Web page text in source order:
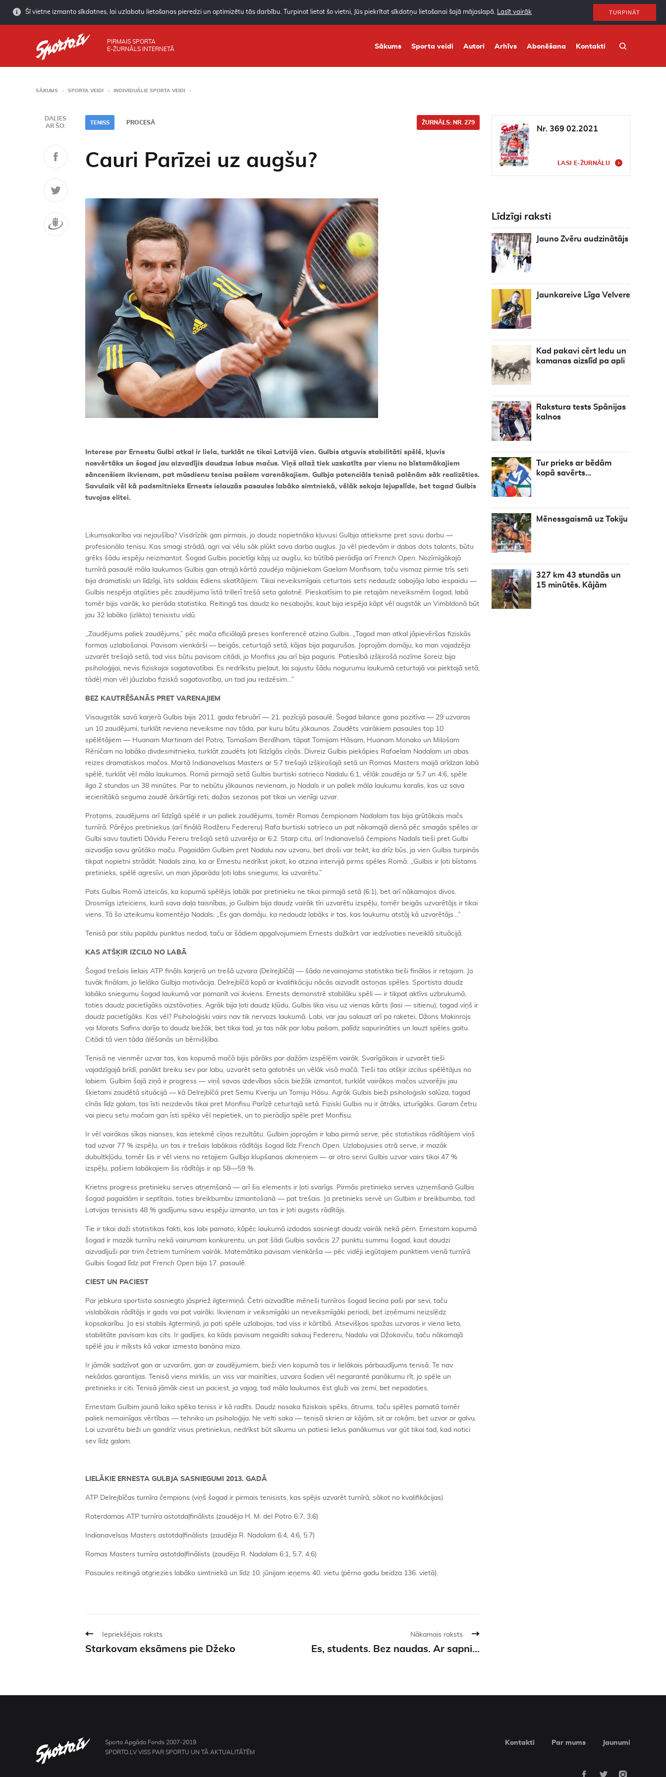
Šī vietne izmanto sīkdatnes, lai uzlabotu lietošanas pieredzi un optimizētu tās darbību. Turpinot lietot šo vietni, Jūs piekrītat sīkdatņu lietošanai šajā mājaslapā. Lasīt vairāk TURPINĀT
PIRMAIS SPORTA
E-ŽURNĀLS INTERNETĀ
Sākums Sporta veidi Autori Arhīvs Abonēšana Kontakti
SĀKUMS SPORTA VEIDI INDIVIDUĀLIE SPORTA VEIDI
DALIES
AR ŠO:
TENISS ŽURNĀLS: NR. 279
PROCESĀ
Cauri Parīzei uz augšu?
Interese par Ernestu Gulbi atkal ir liela, turklāt ne tikai Latvijā vien. Gulbis atguvis stabilitāti spēlē, kļuvis
nosvērtāks un šogad jau aizvadījis daudzus labus mačus. Viņš allaž tiek uzskatīts par vienu no bīstamākajiem
sāncenšiem ikvienam, pat mūsdienu tenisa pašiem varenākajiem. Gulbja potenciāls tenisā palēnām sāk realizēties.
Savulaik vēl kā padsmitnieks Ernests ielauzās pasaules labāko simtniekā, vēlāk sekoja lejupslīde, bet tagad Gulbis
tuvojas elitei.
Likumsakarība vai nejaušība? Visdrīzāk gan pirmais, jo daudz nopietnāka kļuvusi Gulbja attieksme pret savu darbu —
profesionālo tenisu. Kas smagi strādā, agri vai vēlu sāk plūkt sava darba augļus. Ja vēl piedevām ir dabas dots talants, būtu
grēks šādu iespēju neizmantot. Šogad Gulbis pacietīgi kāpj uz augšu, ko būtībā pierādīja arī French Open. Nozīmīgākajā
turnīrā pasaulē māla laukumos Gulbis gan otrajā kārtā zaudēja mājiniekam Gaelam Monfisam, taču vismaz pirmie trīs seti
bija dramatiski un līdzīgi, īsts saldais ēdiens skatītājiem. Tikai neveiksmīgais ceturtais sets nedaudz sabojāja labo iespaidu —
Gulbis nespēja atgūties pēc zaudējuma īstā trillerī trešā seta galotnē. Pieskaitīsim to pie retajām neveiksmēm šogad, labā
tomēr bijis vairāk, ko pierāda statistika. Reitingā tas daudz ko nesabojās, kaut bija iespēja kāpt vēl augstāk un Vimbldonā būt
jau 32 labāko (izlikto) tenisistu vidū.
„Zaudējums paliek zaudējums,” pēc mača oficiālajā preses konferencē atzina Gulbis. „Tagad man atkal jāpievēršas fiziskās
formas uzlabošanai. Pavisam vienkārši — beigās, ceturtajā setā, kājas bija pagurušas. Joprojām domāju, ka man vajadzēja
uzvarēt trešajā setā, tad viss būtu pavisam citādi, jo Monfiss jau arī bija paguris. Patiesībā izšķirošā nozīme šoreiz bija
psiholoģijai, nevis fiziskajai sagatavotībai. Es nedrīkstu pieļaut, lai sajustu šādu nogurumu laukumā ceturtajā vai piektajā setā,
tādēļ man vēl jāuzlabo fiziskā sagatavotība, un tad jau redzēsim…”
BEZ KAUTRĒŠANĀS PRET VARENAJIEM
Visaugstāk savā karjerā Gulbis bijis 2011. gada februārī — 21. pozīcijā pasaulē. Šogad bilance gana pozitīva — 29 uzvaras
un 10 zaudējumi, turklāt neviena neveiksme nav tāda, par kuru būtu jākaunas. Zaudēts vairākiem pasaules top 10
spēlētājiem — Huanam Martinam del Potro, Tomašam Berdīham, tāpat Tomijam Hāsam, Huanam Monako un Milošam
Rēničam no labāko divdesmitnieka, turklāt zaudēts ļoti līdzīgās cīņās. Divreiz Gulbis piekāpies Rafaelam Nadalam un abas
reizes dramatiskos mačos. Martā Indianavelsas Masters ar 5:7 trešajā izšķirošajā setā un Romas Masters maijā arīdzan labā
spēlē, turklāt vēl māla laukumos. Romā pirmajā setā Gulbis burtiski satrieca Nadalu 6:1, vēlāk zaudēja ar 5:7 un 4:6, spēle
ilga 2 stundas un 38 minūtes. Par to nebūtu jākaunas nevienam, jo Nadals ir un paliek māla laukumu karalis, kas uz sava
iecienītākā seguma zaudē ārkārtīgi reti, dažas sezonas pat tikai un vienīgi uzvar.
Protams, zaudējums arī līdzīgā spēlē ir un paliek zaudējums, tomēr Romas čempionam Nadalam tas bija grūtākais mačs
turnīrā. Pārējos pretiniekus (arī finālā Rodžeru Federeru) Rafa burtiski satrieca un pat nākamajā dienā pēc smagās spēles ar
Gulbi savu tautieti Dāvidu Fereru trešajā setā uzvarēja ar 6:2. Starp citu, arī Indianavelsā čempions Nadals tieši pret Gulbi
aizvadīja savu grūtāko maču. Pagaidām Gulbim pret Nadalu nav uzvaru, bet droši var teikt, ka drīz būs, ja vien Gulbis turpinās
tikpat nopietni strādāt. Nadals zina, ka ar Ernestu nedrīkst jokot, ko atzina intervijā pirms spēles Romā: „Gulbis ir ļoti bīstams
pretinieks, spēlē agresīvi, un man jāparāda ļoti labs sniegums, lai uzvarētu.”
Pats Gulbis Romā izteicās, ka kopumā spēlējis labāk par pretinieku ne tikai pirmajā setā (6:1), bet arī nākamajos divos.
Drosmīgs izteiciens, kurā sava daļa taisnības, jo Gulbim bija daudz vairāk tīri uzvarētu izspēļu, tomēr beigās uzvarētājs ir tikai
viens. Tā šo izteikumu komentēja Nadals: „Es gan domāju, ka nedaudz labāks ir tas, kas laukumu atstāj kā uzvarētājs…”
Tenisā par stilu papildu punktus nedod, taču ar šādiem apgalvojumiem Ernests dažkārt var iedzīvoties neveiklā situācijā.
KAS ATŠĶIR IZCILO NO LABĀ
Šogad trešais lielais ATP fināls karjerā un trešā uzvara (Delrejbīčā) — šāda nevainojama statistika tieši finālos ir retajam. Jo
tuvāk finālam, jo lielāka Gulbja motivācija. Delrejbīčā kopā ar kvalifikāciju nācās aizvadīt astoņas spēles. Sportista daudz
labāko sniegumu šogad laukumā var pamanīt vai ikviens. Ernests demonstrē stabilāku spēli — ir tikpat aktīvs uzbrukumā,
toties daudz pacietīgāks aizstāvoties. Agrāk bija ļoti daudz kļūdu, Gulbis lika visu uz vienas kārts (lasi — sitienu), tagad viņš ir
daudz pacietīgāks. Kas vēl? Psiholoģiski vairs nav tik nervozs laukumā. Labi, var jau salauzt arī pa raketei, Džons Makinrojs
vai Marats Safins darīja to daudz biežāk, bet tikai tad, ja tas nāk par labu pašam, palīdz sapurināties un lauzt spēles gaitu.
Citādi tā vien tāda ālēšanās un bērnišķība.
Tenisā ne vienmēr uzvar tas, kas kopumā mačā bijis pārāks par dažām izspēlēm vairāk. Svarīgākais ir uzvarēt tieši
vajadzīgajā brīdī, panākt breiku sev par labu, uzvarēt seta galotnēs un vēlāk visā mačā. Tieši tas atšķir izcilus spēlētājus no
labiem. Gulbim šajā ziņā ir progress — viņš savas izdevības sācis biežāk izmantot, turklāt vairākos mačos uzvarējis jau
šķietami zaudētā situācijā — kā Delrejbīčā pret Semu Kveriju un Tomiju Hāsu. Agrāk Gulbis bieži psiholoģiski salūza, tagad
cīnās līdz galam, tas īsti neizdevās tikai pret Monfisu Parīzē ceturtajā setā. Fiziski Gulbis nu ir ātrāks, izturīgāks. Garam četru
vai piecu setu mačam gan īsti spēka vēl nepietiek, un to pierādīja spēle pret Monfisu.
Ir vēl vairākas sīkas nianses, kas ietekmē cīņas rezultātu. Gulbim joprojām ir laba pirmā serve, pēc statistikas rādītājiem viņš
tad uzvar 77 % izspēļu, un tas ir trešais labākais rādītājs šogad līdz French Open. Uzlabojusies otrā serve, ir mazāk
dubultkļūdu, tomēr šis ir vēl viens no retajiem Gulbja klupšanas akmeņiem — ar otro servi Gulbis uzvar vairs tikai 47 %
izspēļu, pašiem labākajiem šis rādītājs ir ap 58—59 %.
Krietns progress pretinieku serves atņemšanā — arī šis elements ir ļoti svarīgs. Pirmās pretinieka serves uzņemšanā Gulbis
šogad pagaidām ir septītais, toties breikbumbu izmantošanā — pat trešais. Ja pretinieks servē un Gulbim ir breikbumba, tad
Latvijas tenisists 48 % gadījumu savu iespēju izmanto, un tas ir ļoti augsts rādītājs.
Tie ir tikai daži statistikas fakti, kas labi pamato, kāpēc laukumā izdodas sasniegt daudz vairāk nekā pērn. Ernestam kopumā
šogad ir mazāk turnīru nekā vairumam konkurentu, un pat šādi Gulbis savācis 27 punktu summu šogad, kaut daudzi
aizvadījuši par trim četriem turnīriem vairāk. Matemātika pavisam vienkārša — pēc vidēji iegūtajiem punktiem vienā turnīrā
Gulbis šogad līdz pat French Open bija 17. pasaulē.
CIEST UN PACIEST
Par jebkura sportista sasniegto jāspriež ilgtermiņā. Četri aizvadītie mēneši turnīros šogad liecina paši par sevi, taču
vislabākais rādītājs ir gads vai pat vairāki. Ikvienam ir veiksmīgāki un neveiksmīgāki periodi, bet izņēmumi neizslēdz
kopsakarību. Ja esi stabils ilgtermiņā, ja pati spēle uzlabojas, tad viss ir kārtībā. Atsevišķas spožas uzvaras ir viena lieta,
stabilitāte pavisam kas cits. Ir gadījies, ka kāds pavisam negaidīti sakauj Federeru, Nadalu vai Džokoviču, taču nākamajā
spēlē jau ir mīksts kā vakar izmesta banāna miza.
Ir jāmāk sadzīvot gan ar uzvarām, gan ar zaudējumiem, bieži vien kopumā tas ir lielākais pārbaudījums tenisā. Te nav
nekādas garantijas. Tenisā viens mirklis, un viss var mainīties, uzvara šodien vēl negarantē panākumu rīt, jo spēle un
pretinieks ir citi. Tenisā jāmāk ciest un paciest, ja vajag, tad māla laukumos ēst gluži vai zemi, bet nepadoties.
Ernestam Gulbim jaunā laika spēka teniss ir kā radīts. Daudz nosaka fiziskais spēks, ātrums, taču spēles pamatā tomēr
paliek nemainīgas vērtības — tehnika un psiholoģija. Ne velti saka — tenisā skrien ar kājām, sit ar rokām, bet uzvar ar galvu.
Lai uzvarētu bieži un gandrīz visus pretiniekus, nedrīkst būt sīkumu un patiesi lielus panākumus var gūt tikai tad, kad notici
sev līdz galam.
LIELĀKIE ERNESTA GULBJA SASNIEGUMI 2013. GADĀ
ATP Delrejbīčas turnīra čempions (viņš šogad ir pirmais tenisists, kas spējis uzvarēt turnīrā, sākot no kvalifikācijas)
Roterdamas ATP turnīra astotdaļfinālists (zaudēja H. M. del Potro 6:7, 3:6)
Indianavelsas Masters astotdaļfinālists (zaudēja R. Nadalam 6:4, 4:6, 5:7)
Romas Masters turnīra astotdaļfinālists (zaudēja R. Nadalam 6:1, 5:7, 4:6)
Pasaules reitingā atgriezies labāko simtniekā un līdz 10. jūnijam ieņems 40. vietu (pērno gadu beidza 136. vietā).
Iepriekšējais raksts
Starkovam eksāmens pie Džeko
Nākamais raksts
Es, students. Bez naudas. Ar sapni...
Nr. 369 02.2021
LASI E-ŽURNĀLU
Līdzīgi raksti
Jauno Zvēru audzinātājs
Jaunkareive Līga Velvere
Kad pakavi cērt ledu un
kamanas aizslīd pa apli
Rakstura tests Spānijas
kalnos
Tur prieks ar bēdām
kopā savērts…
Mēnessgaismā uz Tokiju
327 km 43 stundās un
15 minūtēs. Kājām
Sporta Apgāda Fonds 2007-2019
SPORTO.LV VISS PAR SPORTU UN TĀ AKTUALITĀTĒM
Kontakti Par mums Jaunumi